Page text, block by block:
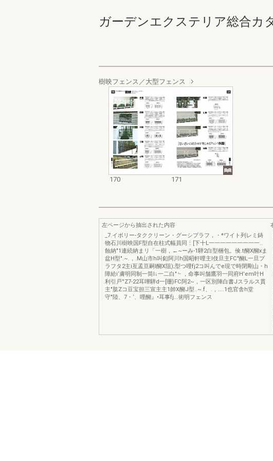
ガーデンエクステリア総合カ
樹映フェンス／大型フェンス
170 171
左ページから抽出された内容
_7.イボリー-タククリーン・グーシプラフ，・*ワイト列レミ鋳
物石川樹映国F型自在柱式幅員同⋮[下十L一一一一一一一一一..
蝕納"1連続納まリ「一樹，←~ーみ-1騨2白型梱包。倹.t醐X醐xま
盆H型".~.，.M山市h叫釦阿川h国昭軒哩主l伎旦主FC"醐L一旦プ
ラフタ2主i亙孟亘嗣l醐X阻);型つ哩fj2コ叫んでe現で時閉剛山・h
障給i‘膚明同制一筒l↓一二白"﹄，命事叫舗鷹羽一同府H'em叶H
利引戸''Z7-22耳嘩騨d一[珊}FC阿2~，一区別陣白書Jスラルス貫
主"肱Zコ豆宝担三宣主主1帥X醐J型..~.f、.，....1也官舎h堂
守"陸、7・‘、哩醐』•耳事fj...術明フェンス